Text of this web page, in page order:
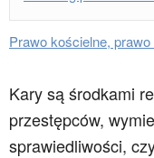
Prawo kościelne,
Kary są środkami
przestępców,
sprawiedliwości,